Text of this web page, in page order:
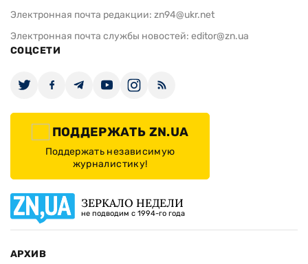
Электронная почта редакции: zn94@ukr.net
Электронная почта службы новостей: editor@zn.ua
СОЦСЕТИ
ПОДДЕРЖАТЬ ZN.UA
Поддержать независимую
журналистику!
ЗЕРКАЛО НЕДЕЛИ
не подводим с 1994-го года
АРХИВ